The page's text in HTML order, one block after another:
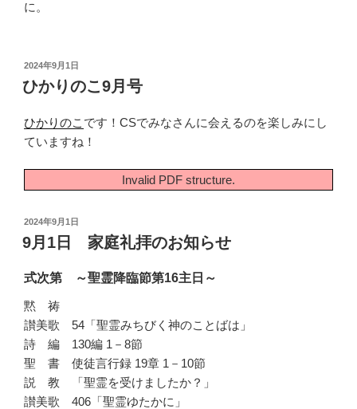
に。
投
稿
日:
2024年9月1日
ひかりのこ9月号
ひかりのこ です！CSでみなさんに会えるのを楽しみにし
ていますね！
Invalid PDF structure.
投
稿
日:
2024年9月1日
9月1日 家庭礼拝のお知らせ
式次第 ～聖霊降臨節第16主日～
黙 祷
讃美歌 54「聖霊みちびく神のことばは」
詩 編 130編 1－8節
聖 書 使徒言行録 19章 1－10節
説 教 「聖霊を受けましたか？」
讃美歌 406「聖霊ゆたかに」